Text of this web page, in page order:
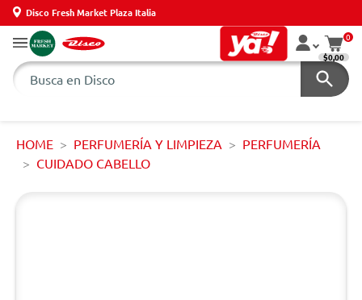
Disco Fresh Market Plaza Italia
0
$0,00
HOME PERFUMERÍA Y LIMPIEZA
PERFUMERÍA
CUIDADO CABELLO